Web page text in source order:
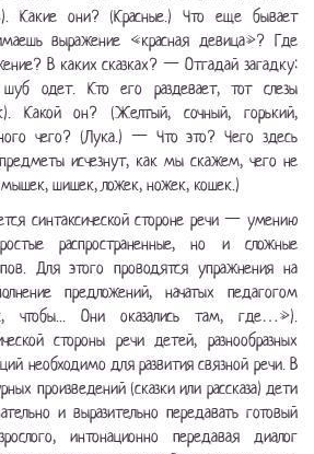
Какие они? (Красные.) Что еще бывает
выражение «красная девица»? Где
В каких сказках? — Отгадай загадку:
одет. Кто его раздевает, тот слезы
Какой он? (Желтый, сочный, горький,
чего? (Лука.) — Что это? Чего здесь
исчезнут, как мы скажем, чего не
шишек, ложек, ножек, кошек.)
синтаксической стороне речи — умению
распространенные, но и сложные
Для этого проводятся упражнения на
предложений, начатых педагогом
Они оказались там, где…»).
стороны речи детей, разнообразных
необходимо для развития связной речи. В
произведений (сказки или рассказа) дети
и выразительно передавать готовый
интонационно передавая диалог